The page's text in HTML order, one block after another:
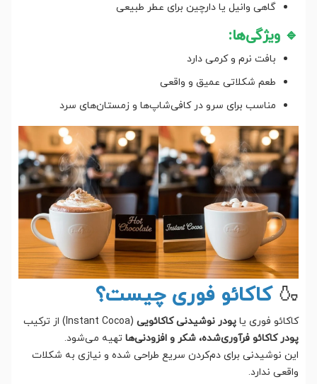
گاهی وانیل یا دارچین برای عطر طبیعی
🔹 ویژگی‌ها:
بافت نرم و کرمی دارد
طعم شکلاتی عمیق و واقعی
مناسب برای سرو در کافی‌شاپ‌ها و زمستان‌های سرد
🍶کاکائو فوری چیست؟
کاکائو فوری یا پودر نوشیدنی کاکائویی (Instant Cocoa) از ترکیب
پودر کاکائو فرآوری‌شده، شکر و افزودنی‌ها تهیه می‌شود.
این نوشیدنی برای دم‌کردن سریع طراحی شده و نیازی به شکلات
واقعی ندارد.